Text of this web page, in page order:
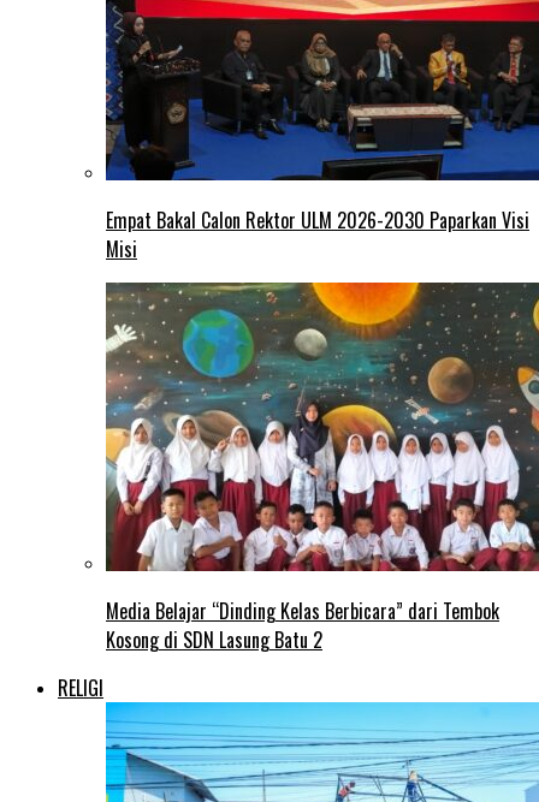
Empat Bakal Calon Rektor ULM 2026-2030 Paparkan Visi
Misi
Media Belajar “Dinding Kelas Berbicara” dari Tembok
Kosong di SDN Lasung Batu 2
RELIGI